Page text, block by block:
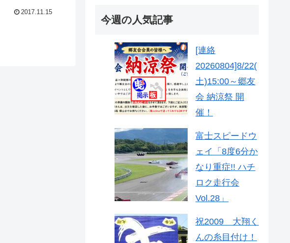
2017.11.15
今週の人気記事
[連絡
20260804]8/22(
土)15:00～郷友
会 納涼祭 開
催！
富士スピードウ
ェイ「8度6分か
なり重症!! ハチ
ロク走行会
Vol.28」
祝2009 大翔く
んの糸目付け！